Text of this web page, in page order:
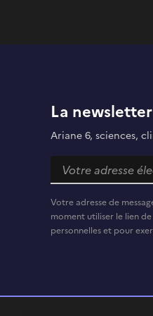
La
Ariane 6, sciences,
Votre adresse de
moment utiliser le lien
personnelles et pour